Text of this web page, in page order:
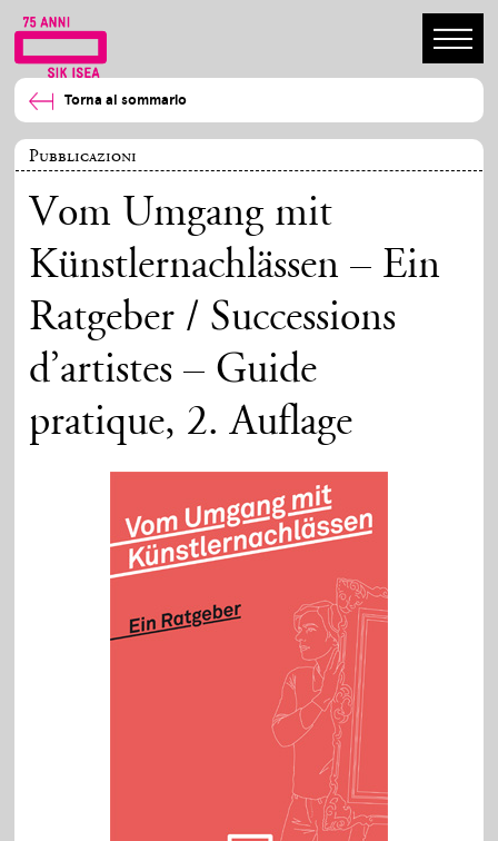
Torna al sommario
Pubblicazioni
Vom Umgang mit
Künstlernachlässen – Ein
Ratgeber / Successions
d’artistes – Guide
pratique, 2. Auflage